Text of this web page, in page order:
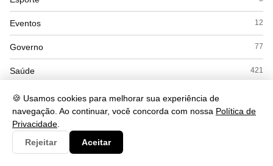
🍪 Usamos cookies para melhorar sua experiência de
navegação. Ao continuar, você concorda com nossa Política de
Privacidade
Rejeitar
Aceitar
Eventos 12
Governo 77
Saúde 421
Tecnologia